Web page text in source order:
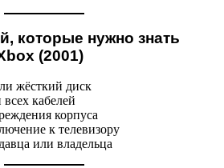
которые нужно знать
(2001)
жёсткий диск
кабелей
корпуса
к телевизору
или владельца